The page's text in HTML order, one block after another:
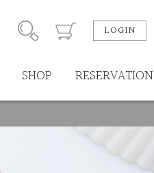
LOGIN
SHOP RESERVATION